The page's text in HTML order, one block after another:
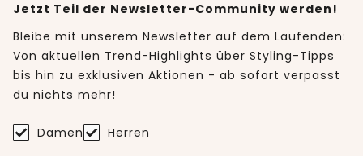
Jetzt Teil der Newsletter-Community werden!
Bleibe mit unserem Newsletter auf dem Laufenden:
Von aktuellen Trend-Highlights über Styling-Tipps
bis hin zu exklusiven Aktionen - ab sofort verpasst
du nichts mehr!
Damen Herren